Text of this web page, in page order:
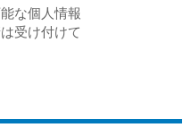
な個人情報
受け付けて